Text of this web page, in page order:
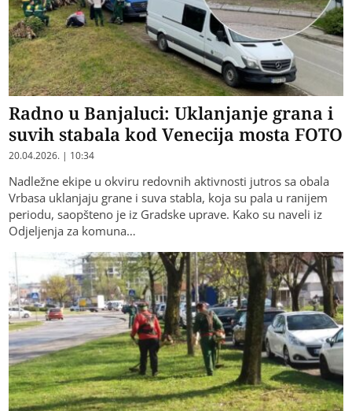
Radno u Banjaluci: Uklanjanje grana i
suvih stabala kod Venecija mosta FOTO
20.04.2026. | 10:34
Nadležne ekipe u okviru redovnih aktivnosti jutros sa obala
Vrbasa uklanjaju grane i suva stabla, koja su pala u ranijem
periodu, saopšteno je iz Gradske uprave. Kako su naveli iz
Odjeljenja za komuna…